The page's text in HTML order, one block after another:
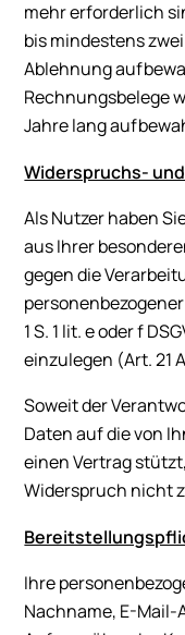
mehr erforderlich
bis mindestens
Ablehnung
Rechnungsbelege
Jahre lang
Widerspruchs-
Als Nutzer haben
aus Ihrer
gegen die
1 S. 1 lit. e oder f
einzulegen (Art. 21
Soweit der
Daten auf die von
einen Vertrag
Widerspruch nicht
Ihre
Nachname, E-Mail-